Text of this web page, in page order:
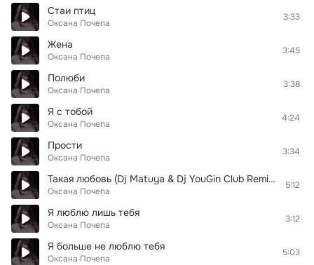
Стаи птиц
Оксана Почепа
3:33
Жена
Оксана Почепа
3:45
Полюби
Оксана Почепа
3:38
Я с тобой
Оксана Почепа
4:24
Прости
Оксана Почепа
3:34
Такая любовь (Dj Matuya & Dj YouGin Club Remix 2009)
Оксана Почепа
5:12
Я люблю лишь тебя
Оксана Почепа
3:12
Я больше не люблю тебя
Оксана Почепа
5:03